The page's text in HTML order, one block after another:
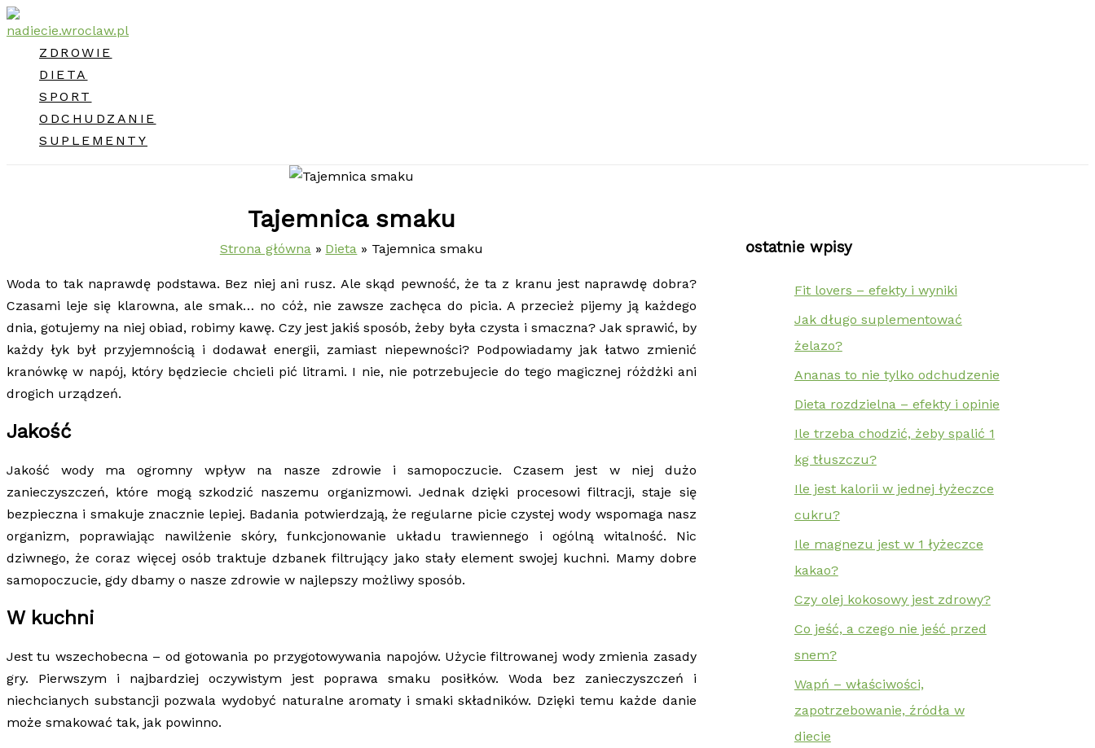
Przejdź
do
treści
ZDROWIE
DIETA
SPORT
ODCHUDZANIE
SUPLEMENTY
Tajemnica smaku
Strona główna Dieta Tajemnica smaku
Woda to tak naprawdę podstawa. Bez niej ani rusz. Ale skąd pewność, że ta z kranu jest naprawdę dobra?
Czasami leje się klarowna, ale smak… no cóż, nie zawsze zachęca do picia. A przecież pijemy ją każdego
dnia, gotujemy na niej obiad, robimy kawę. Czy jest jakiś sposób, żeby była czysta i smaczna? Jak sprawić, by
każdy łyk był przyjemnością i dodawał energii, zamiast niepewności? Podpowiadamy jak łatwo zmienić
kranówkę w napój, który będziecie chcieli pić litrami. I nie, nie potrzebujecie do tego magicznej różdżki ani
drogich urządzeń.
Jakość
Jakość wody ma ogromny wpływ na nasze zdrowie i samopoczucie. Czasem jest w niej dużo
zanieczyszczeń, które mogą szkodzić naszemu organizmowi. Jednak dzięki procesowi filtracji, staje się
bezpieczna i smakuje znacznie lepiej. Badania potwierdzają, że regularne picie czystej wody wspomaga nasz
organizm, poprawiając nawilżenie skóry, funkcjonowanie układu trawiennego i ogólną witalność. Nic
dziwnego, że coraz więcej osób traktuje dzbanek filtrujący jako stały element swojej kuchni. Mamy dobre
samopoczucie, gdy dbamy o nasze zdrowie w najlepszy możliwy sposób.
W kuchni
Jest tu wszechobecna – od gotowania po przygotowywania napojów. Użycie filtrowanej wody zmienia zasady
gry. Pierwszym i najbardziej oczywistym jest poprawa smaku posiłków. Woda bez zanieczyszczeń i
niechcianych substancji pozwala wydobyć naturalne aromaty i smaki składników. Dzięki temu każde danie
może smakować tak, jak powinno.
ostatnie wpisy
Fit lovers – efekty i wyniki
Jak długo suplementować
żelazo?
Ananas to nie tylko odchudzenie
Dieta rozdzielna – efekty i opinie
Ile trzeba chodzić, żeby spalić 1
kg tłuszczu?
Ile jest kalorii w jednej łyżeczce
cukru?
Ile magnezu jest w 1 łyżeczce
kakao?
Czy olej kokosowy jest zdrowy?
Co jeść, a czego nie jeść przed
snem?
Wapń – właściwości,
zapotrzebowanie, źródła w
diecie